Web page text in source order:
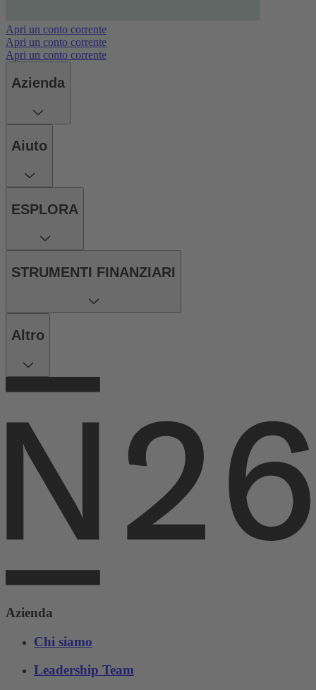
Apri un conto corrente
Apri un conto corrente
Apri un conto corrente
Azienda
Aiuto
ESPLORA
STRUMENTI FINANZIARI
Altro
Azienda
Chi siamo
Leadership Team